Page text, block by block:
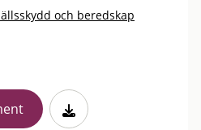
och beredskap